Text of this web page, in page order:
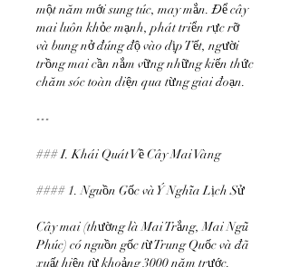
một năm mới sung túc, may mắn. Để cây
mai luôn khỏe mạnh, phát triển rực rỡ
và bung nở đúng độ vào dịp Tết, người
trồng mai cần nắm vững những kiến thức
chăm sóc toàn diện qua từng giai đoạn.
---
### I. Khái Quát Về Cây Mai Vàng
#### 1. Nguồn Gốc và Ý Nghĩa Lịch Sử
Cây mai (thường là Mai Trắng, Mai Ngũ
Phúc) có nguồn gốc từ Trung Quốc và đã
xuất hiện từ khoảng 3000 năm trước.